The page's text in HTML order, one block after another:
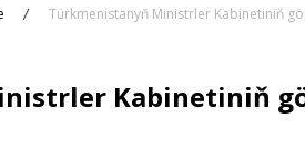
Türkmenistanyň Ministrler Kabinetiniň
Kabinetiniň